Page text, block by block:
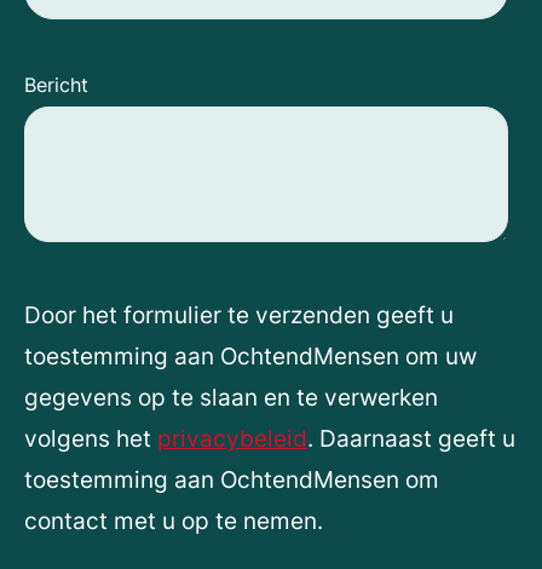
Bericht
Door het formulier te verzenden geeft u
toestemming aan OchtendMensen om uw
gegevens op te slaan en te verwerken
volgens het privacybeleid. Daarnaast geeft u
toestemming aan OchtendMensen om
contact met u op te nemen.